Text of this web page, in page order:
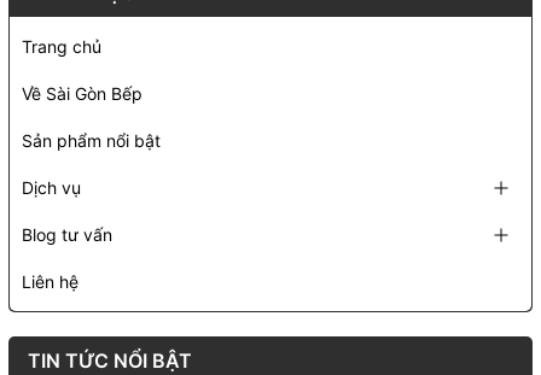
Trang chủ
Về Sài Gòn Bếp
Sản phẩm nổi bật
Dịch vụ
Blog tư vấn
Liên hệ
TIN TỨC NỔI BẬT